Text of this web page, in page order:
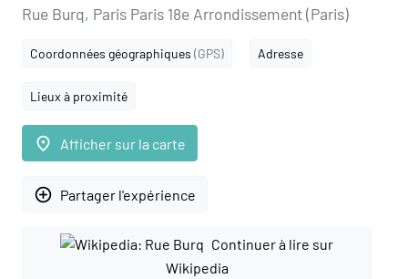
Rue Burq, Paris Paris 18e Arrondissement (Paris)
Coordonnées géographiques (GPS) Adresse
Lieux à proximité
place Afficher sur la carte
add_circle_outline Partager l'expérience
Continuer à lire sur
Wikipedia